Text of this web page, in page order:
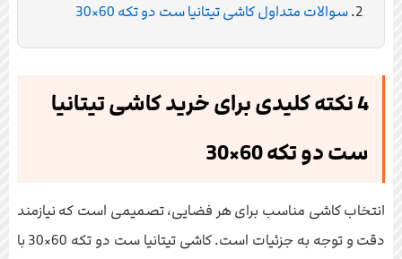
سوالات متداول کاشی تیتانیا ست دو تکه 60×30
4 نکته کلیدی برای خرید کاشی تیتانیا
ست دو تکه 60×30
انتخاب کاشی مناسب برای هر فضایی، تصمیمی است که نیازمند
دقت و توجه به جزئیات است. کاشی تیتانیا ست دو تکه 60×30 با